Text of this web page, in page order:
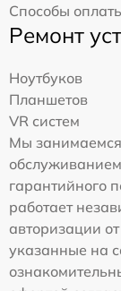
Способы
Ремонт
Ноутбуков
Планшетов
VR систем
Мы
гарантийного
работает
авторизации
указанные на